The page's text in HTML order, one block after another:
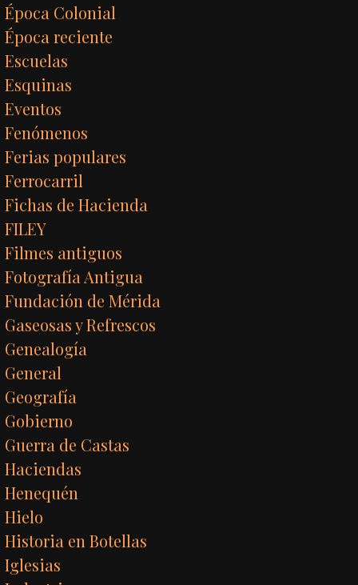
Época Colonial
Época reciente
Escuelas
Esquinas
Eventos
Fenómenos
Ferias populares
Ferrocarril
Fichas de Hacienda
FILEY
Filmes antiguos
Fotografía Antigua
Fundación de Mérida
Gaseosas y Refrescos
Genealogía
General
Geografía
Gobierno
Guerra de Castas
Haciendas
Henequén
Hielo
Historia en Botellas
Iglesias